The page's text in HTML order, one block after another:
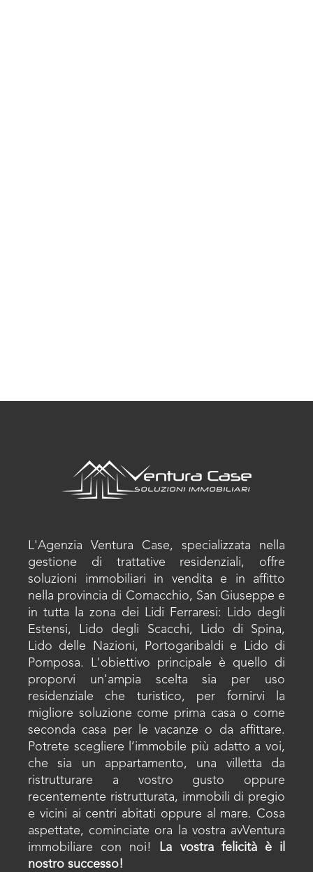
L'Agenzia Ventura Case, specializzata nella
gestione di trattative residenziali, offre
soluzioni immobiliari in vendita e in affitto
nella provincia di Comacchio, San Giuseppe e
in tutta la zona dei Lidi Ferraresi: Lido degli
Estensi, Lido degli Scacchi, Lido di Spina,
Lido delle Nazioni, Portogaribaldi e Lido di
Pomposa. L'obiettivo principale è quello di
proporvi un'ampia scelta sia per uso
residenziale che turistico, per fornirvi la
migliore soluzione come prima casa o come
seconda casa per le vacanze o da affittare.
Potrete scegliere l’immobile più adatto a voi,
che sia un appartamento, una villetta da
ristrutturare a vostro gusto oppure
recentemente ristrutturata, immobili di pregio
e vicini ai centri abitati oppure al mare. Cosa
aspettate, cominciate ora la vostra avVentura
immobiliare con noi!
La vostra felicità è il
nostro successo!